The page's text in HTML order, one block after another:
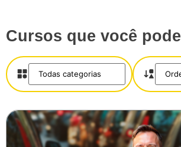
Salvar
Cursos que você